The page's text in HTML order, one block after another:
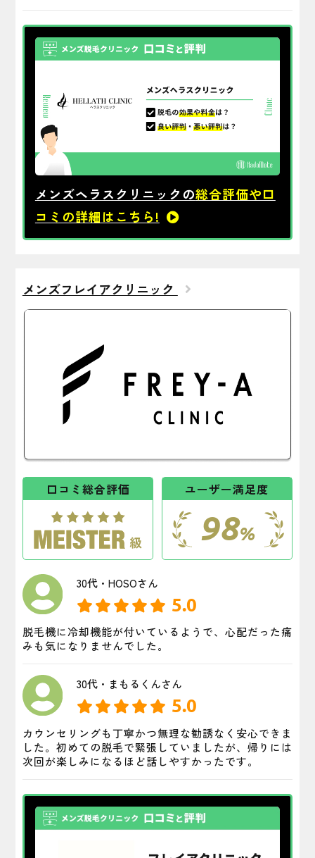
メンズヘラスクリニックの総合評価や口
コミの詳細はこちら!
メンズフレイアクリニック
口コミ総合評価 ユーザー満足度
98%
30代・HOSOさん
5.0
脱毛機に冷却機能が付いているようで、心配だった痛
みも気になりませんでした。
30代・まもるくんさん
5.0
カウンセリングも丁寧かつ無理な勧誘なく安心できま
した。初めての脱毛で緊張していましたが、帰りには
次回が楽しみになるほど話しやすかったです。